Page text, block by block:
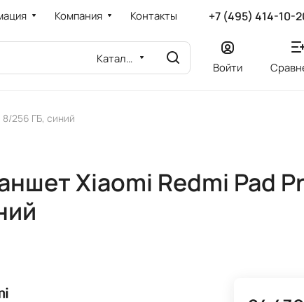
Компания Контакты +7 (495) 414-10-
Каталог
Войти
8/256 ГБ, синий
Xiaomi Redmi Pad